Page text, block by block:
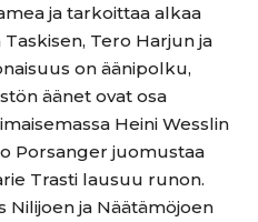
ja tarkoittaa alkaa
Tero Harjun ja
on äänipolku,
äänet ovat osa
Heini Wesslin
Porsanger juomustaa
Trasti lausuu runon.
Nilijoen ja Näätämöjoen